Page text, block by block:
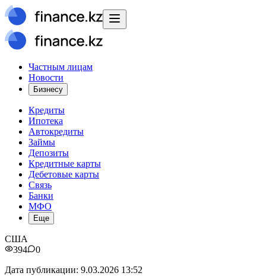
Частным лицам
Новости
Бизнесу
Кредиты
Ипотека
Автокредиты
Займы
Депозиты
Кредитные карты
Дебетовые карты
Связь
Банки
МФО
Еще
США
394
0
Дата публикации: 9.03.2026 13:52